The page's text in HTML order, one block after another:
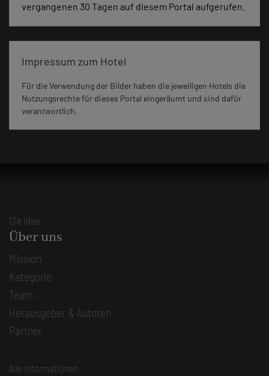
vergangenen 30 Tagen auf diesem Portal aufgerufen.
Impressum zum Hotel
Für die Verwendung der Bilder haben die jeweiligen Hotels die
Nutzungsrechte für dieses Portal eingeräumt und sind dafür
verantwortlich.
Die Idee
Über uns
Mission
Kategorie
Team
Herausgeber & Autoren
Partner
Alle Informationen